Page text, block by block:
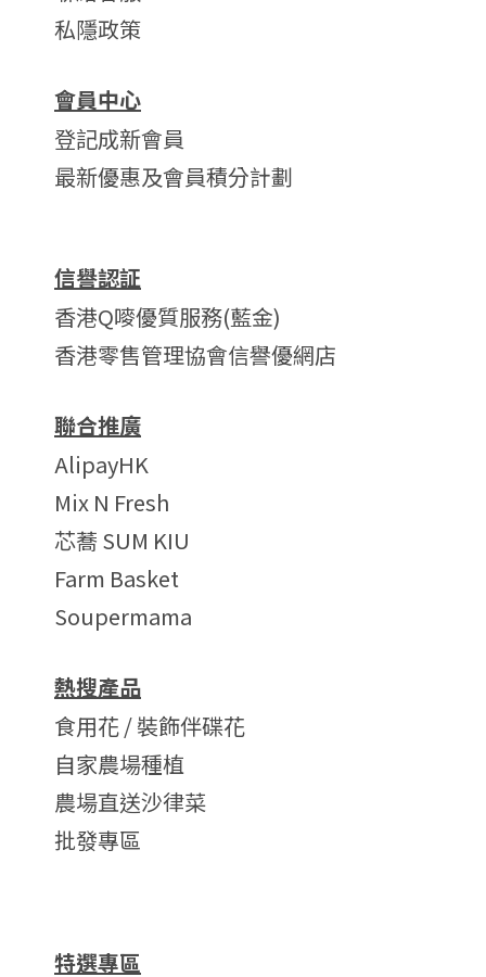
私隱政策
會員中心
登記成新會員
最新優惠及會員積分計劃
信譽認証
香港Q嘜優質服務(藍金)
香港零售管理協會信譽優網店
聯合推廣
AlipayHK
Mix N Fresh
芯蕎 SUM KIU
Farm Basket
Soupermama
熱搜產品
食用花 / 裝飾伴碟花
自家農場種植
農場直送沙律菜
批發專區
特選專區